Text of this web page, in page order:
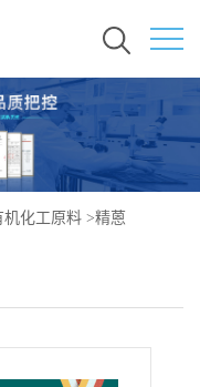
机化工原料 >精蒽